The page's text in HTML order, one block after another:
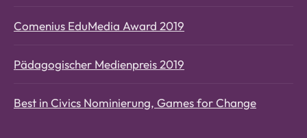
Comenius EduMedia Award 2019
Pädagogischer Medienpreis 2019
Best in Civics Nominierung, Games for Change